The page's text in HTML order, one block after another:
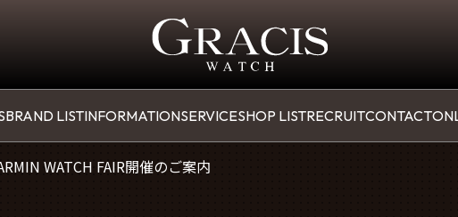
BRAND LISTINFORMATIONSERVICESHOP LISTRECRUITCONTACT
WATCH FAIR開催のご案内